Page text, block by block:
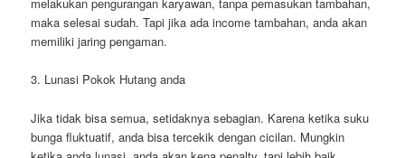
maka selesai sudah. Tapi jika ada income tambahan, anda akan
memiliki jaring pengaman.
3. Lunasi Pokok Hutang anda
Jika tidak bisa semua, setidaknya sebagian. Karena ketika suku
bunga fluktuatif, anda bisa tercekik dengan cicilan. Mungkin